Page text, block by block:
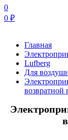
0
0 ₽
Главная
Lufberg
Для